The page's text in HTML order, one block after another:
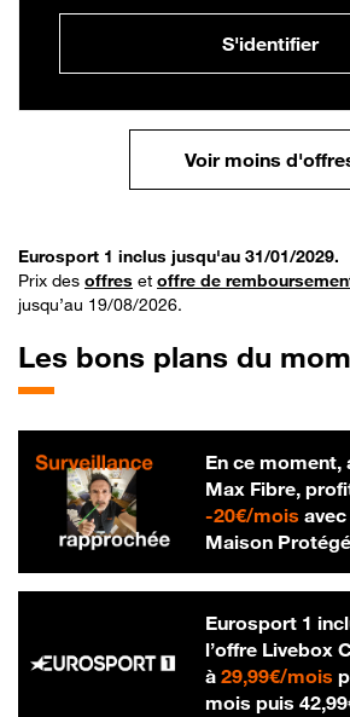
S'identifier
Voir moins
Eurosport 1 inclus jusqu'au 31/01/2029.
Prix des offres et offre de
jusqu’au 19/08/2026.
Les bons plans du
En ce moment,
Max Fibre,
-20€/mois20 €
Maison
Eurosport 1
l’offre Livebox
à 29,99€/mois
mois puis